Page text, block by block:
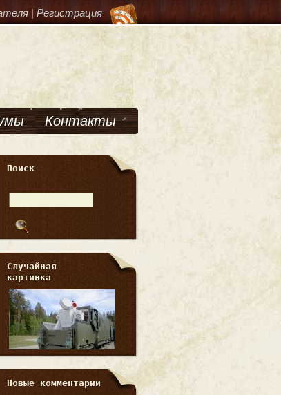
| Регистрация
Контакты
Поиск
Случайная
картинка
Новые комментарии